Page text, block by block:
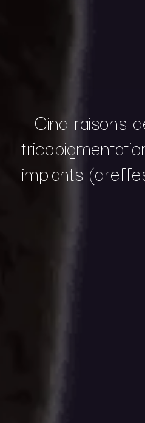
Cinq raisons
implants